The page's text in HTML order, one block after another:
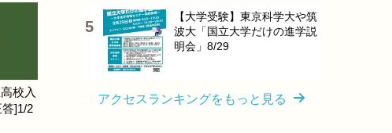
校入
]1/2
【大学受験】東京科学大や筑
波大「国立大学だけの進学説
明会」8/29
アクセスランキングをもっと見る